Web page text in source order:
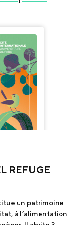
REFUGE
un patrimoine
à l’alimentation